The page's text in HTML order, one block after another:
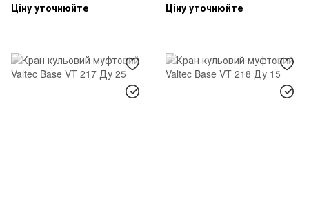
Ціну уточнюйте Ціну уточнюйте